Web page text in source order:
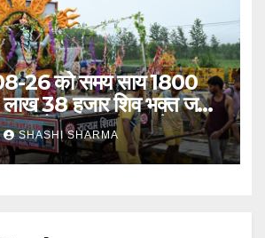
26 को समय साय 1800
38 हजार शिव भक्त जल
को प्रस्थान कर चुके
SHASHI SHARMA